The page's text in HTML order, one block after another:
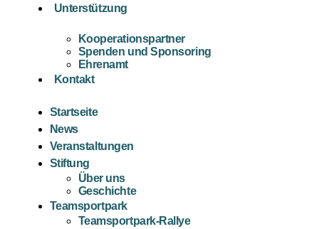
Unterstützung
Kooperationspartner
Spenden und Sponsoring
Ehrenamt
Kontakt
Startseite
News
Veranstaltungen
Stiftung
Über uns
Geschichte
Teamsportpark
Teamsportpark-Rallye